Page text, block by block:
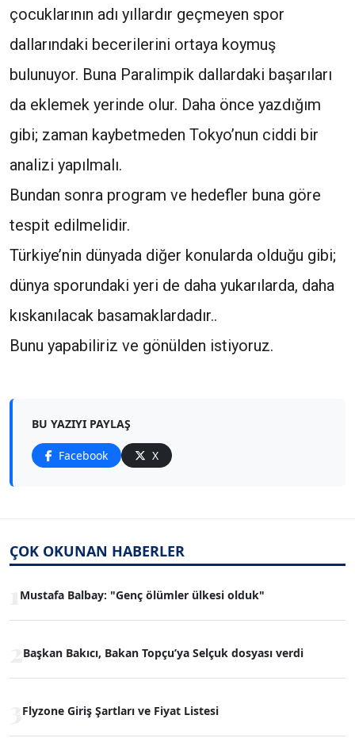
çocuklarının adı yıllardır geçmeyen spor
dallarındaki becerilerini ortaya koymuş
bulunuyor. Buna Paralimpik dallardaki başarıları
da eklemek yerinde olur. Daha önce yazdığım
gibi; zaman kaybetmeden Tokyo’nun ciddi bir
analizi yapılmalı.
Bundan sonra program ve hedefler buna göre
tespit edilmelidir.
Türkiye’nin dünyada diğer konularda olduğu gibi;
dünya sporundaki yeri de daha yukarılarda, daha
kıskanılacak basamaklardadır..
Bunu yapabiliriz ve gönülden istiyoruz.
BU YAZIYI PAYLAŞ
Facebook X
ÇOK OKUNAN HABERLER
Mustafa Balbay: "Genç ölümler ülkesi olduk"
Başkan Bakıcı, Bakan Topçu’ya Selçuk dosyası verdi
Flyzone Giriş Şartları ve Fiyat Listesi